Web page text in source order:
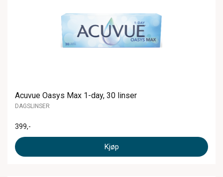
Acuvue Oasys Max 1-day, 30 linser
DAGSLINSER
399,-
Kjøp